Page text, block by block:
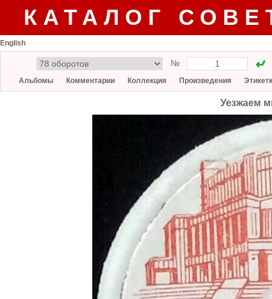
КАТАЛОГ
English
№
Альбомы Комментарии Коллекция Произведения
Уезжаем